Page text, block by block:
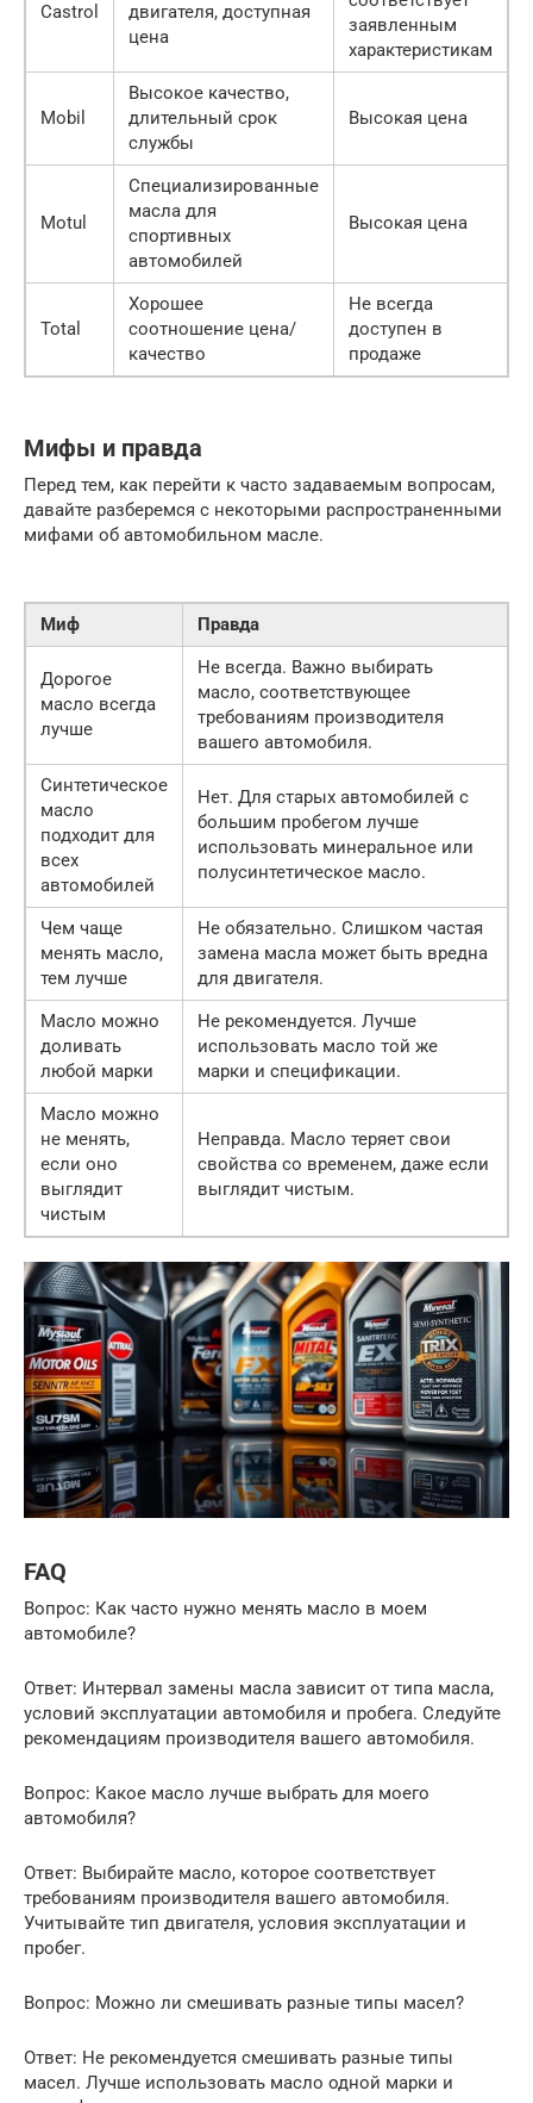
Castrol
двигателя, доступная
цена
заявленным
характеристикам
Mobil
Высокое качество,
длительный срок
службы
Высокая цена
Motul
Специализированные
масла для
спортивных
автомобилей
Высокая цена
Total
Хорошее
соотношение цена/
качество
Не всегда
доступен в
продаже
Мифы и правда
Перед тем, как перейти к часто задаваемым вопросам,
давайте разберемся с некоторыми распространенными
мифами об автомобильном масле.
Миф Правда
Дорогое
масло всегда
лучше
Не всегда. Важно выбирать
масло, соответствующее
требованиям производителя
вашего автомобиля.
Синтетическое
масло
подходит для
всех
автомобилей
Нет. Для старых автомобилей с
большим пробегом лучше
использовать минеральное или
полусинтетическое масло.
Чем чаще
менять масло,
тем лучше
Не обязательно. Слишком частая
замена масла может быть вредна
для двигателя.
Масло можно
доливать
любой марки
Не рекомендуется. Лучше
использовать масло той же
марки и спецификации.
Масло можно
не менять,
если оно
выглядит
чистым
Неправда. Масло теряет свои
свойства со временем, даже если
выглядит чистым.
FAQ
Вопрос: Как часто нужно менять масло в моем
автомобиле?
Ответ: Интервал замены масла зависит от типа масла,
условий эксплуатации автомобиля и пробега. Следуйте
рекомендациям производителя вашего автомобиля.
Вопрос: Какое масло лучше выбрать для моего
автомобиля?
Ответ: Выбирайте масло, которое соответствует
требованиям производителя вашего автомобиля.
Учитывайте тип двигателя, условия эксплуатации и
пробег.
Вопрос: Можно ли смешивать разные типы масел?
Ответ: Не рекомендуется смешивать разные типы
масел. Лучше использовать масло одной марки и